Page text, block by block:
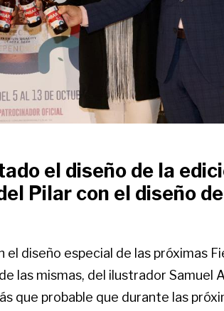
el diseño de la
Pilar con el diseño
diseño especial de las próximas
las mismas, del ilustrador Samuel
que probable que durante las